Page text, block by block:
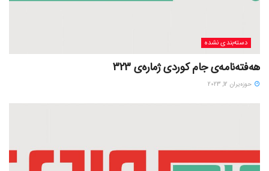
دسته‌بندی نشده
هەفتەنامەی جام کوردی ژمارەی 323
حوزه‌یران 12, 2023